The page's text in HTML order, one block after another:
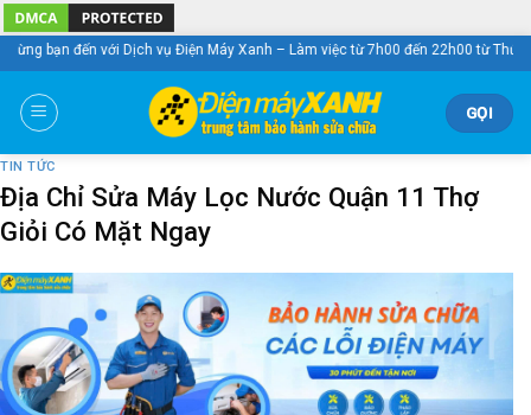
to
content
đến với Dịch vụ Điện Máy Xanh – Làm việc từ 7h00 đến 22h00 từ Thứ 2 – Chủ
GỌI
TIN TỨC
Địa Chỉ Sửa Máy Lọc Nước Quận 11 Thợ
Giỏi Có Mặt Ngay